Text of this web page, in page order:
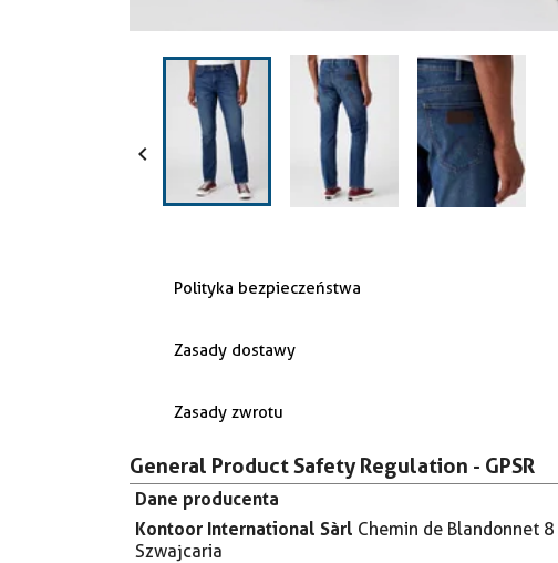

Polityka bezpieczeństwa
Zasady dostawy
Zasady zwrotu
General Product Safety Regulation - GPSR
Dane producenta
Kontoor International Sàrl Chemin de Blandonnet 8
Szwajcaria